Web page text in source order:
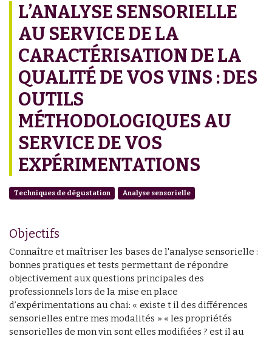
L’ANALYSE SENSORIELLE
AU SERVICE DE LA
CARACTÉRISATION DE LA
QUALITÉ DE VOS VINS : DES
OUTILS
MÉTHODOLOGIQUES AU
SERVICE DE VOS
EXPÉRIMENTATIONS
Techniques de dégustation Analyse sensorielle
Objectifs
Connaître et maîtriser les bases de l'analyse sensorielle :
bonnes pratiques et tests permettant de répondre
objectivement aux questions principales des
professionnels lors de la mise en place
d’expérimentations au chai: « existe t il des différences
sensorielles entre mes modalités » « les propriétés
sensorielles de mon vin sont elles modifiées ? est il au